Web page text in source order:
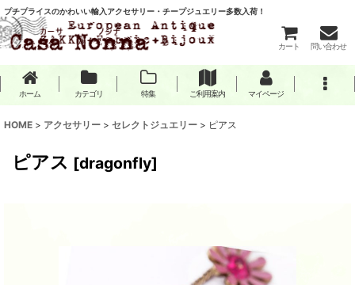
プチプライスのかわいい輸入アクセサリー・チープジュエリー多数入荷！
カート 問い合わせ
ホーム カテゴリ 特集 ご利用案内 マイページ
HOME > アクセサリー > セレクトジュエリー > ピアス
ピアス [dragonfly]